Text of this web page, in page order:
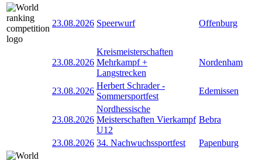
23.08.2026 Speerwurf Offenburg
23.08.2026
Kreismeisterschaften
Mehrkampf +
Langstrecken
Nordenham
23.08.2026
Herbert Schrader -
Sommersportfest
Edemissen
23.08.2026
Nordhessische
Meisterschaften Vierkampf
U12
Bebra
23.08.2026 34. Nachwuchssportfest Papenburg